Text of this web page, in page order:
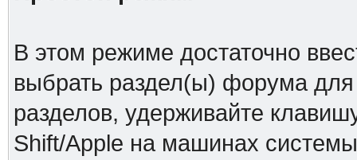
В этом режиме достаточно
выбрать раздел(ы) форума
разделов, удерживайте
Shift/Apple на машинах